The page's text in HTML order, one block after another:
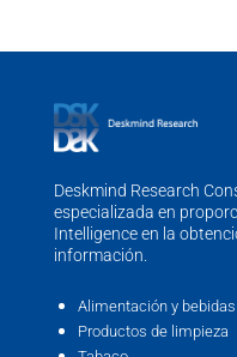
Deskmind Research
especializada en
Intelligence en la
información.
Alimentación y bebidas
Productos de limpieza